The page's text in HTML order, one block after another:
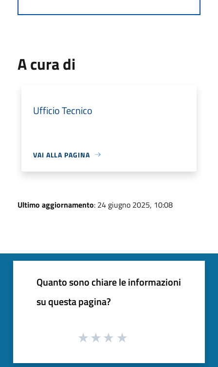
A cura di
Ufficio Tecnico
VAI ALLA PAGINA
Ultimo aggiornamento: 24 giugno 2025, 10:08
Quanto sono chiare le informazioni
su questa pagina?